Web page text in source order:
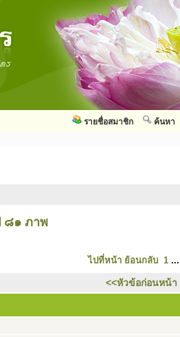
ค้นหา
รายชื่อสมาชิก
๘๑ ภาพ
ไปที่หน้า ย้อนกลับ 1 ...
<<หัวข้อก่อนหน้า